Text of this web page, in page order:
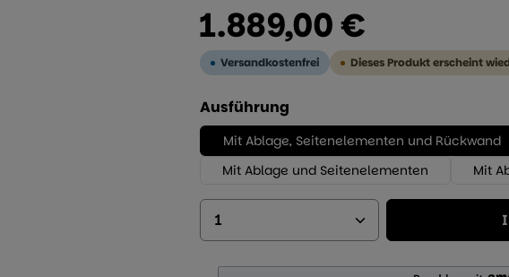
Regulärer Preis:
1.889,00 €
Versandkostenfrei Dieses Produkt erscheint
Ausführung
Mit Ablage, Seitenelementen und Rückwand
Mit Ablage und Seitenelementen
Mit
Produkt Anzahl: Geben Sie